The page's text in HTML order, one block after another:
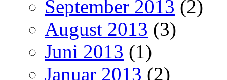
September 2013 (2)
August 2013 (3)
Juni 2013 (1)
Januar 2013 (2)